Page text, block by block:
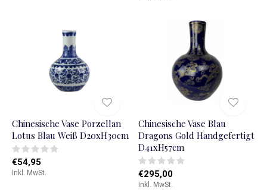
Chinesische Vase Porzellan
Lotus Blau Weiß D20xH30cm
€54,95
Inkl. MwSt.
Chinesische Vase Blau
Dragons Gold Handgefertigt
D41xH57cm
€295,00
Inkl. MwSt.